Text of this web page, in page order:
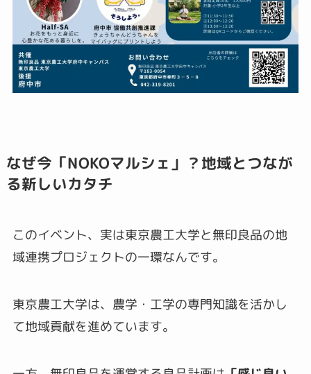
なぜ今「NOKOマルシェ」？地域とつなが
る新しいカタチ
このイベント、実は東京農工大学と無印良品の地
域連携プロジェクトの一環なんです。
東京農工大学は、農学・工学の専門知識を活かし
て地域貢献を進めています。